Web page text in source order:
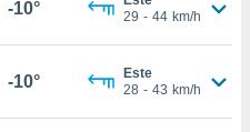
-10°
29 - 44 km/h
-10°
Este
28 - 43 km/h